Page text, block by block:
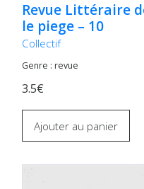
Revue Littéraire
le piege – 10
Collectif
Genre : revue
3.5€
Ajouter au panier